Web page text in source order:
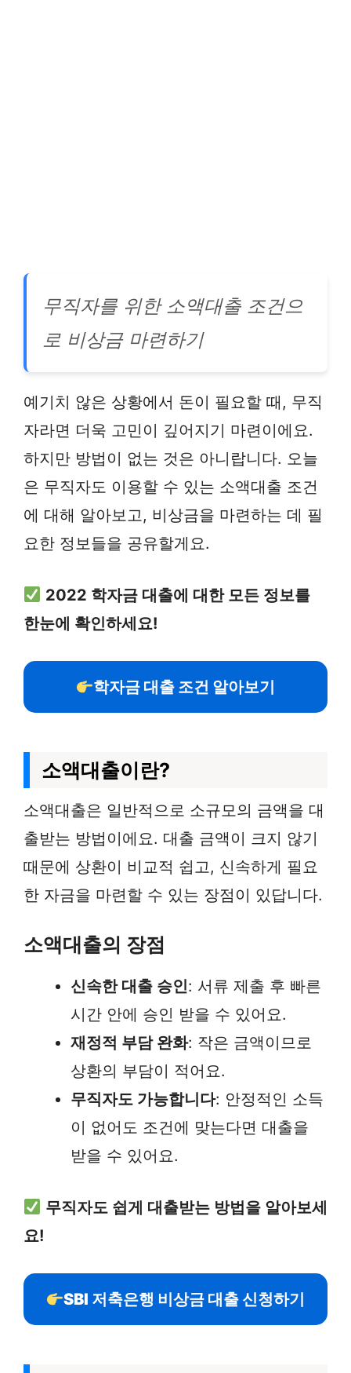
무직자를 위한 소액대출 조건으
로 비상금 마련하기
예기치 않은 상황에서 돈이 필요할 때, 무직
자라면 더욱 고민이 깊어지기 마련이에요.
하지만 방법이 없는 것은 아니랍니다. 오늘
은 무직자도 이용할 수 있는 소액대출 조건
에 대해 알아보고, 비상금을 마련하는 데 필
요한 정보들을 공유할게요.
2022 학자금 대출에 대한 모든 정보를
한눈에 확인하세요!
학자금 대출 조건 알아보기
소액대출이란?
소액대출은 일반적으로 소규모의 금액을 대
출받는 방법이에요. 대출 금액이 크지 않기
때문에 상환이 비교적 쉽고, 신속하게 필요
한 자금을 마련할 수 있는 장점이 있답니다.
소액대출의 장점
신속한 대출 승인: 서류 제출 후 빠른
시간 안에 승인 받을 수 있어요.
재정적 부담 완화: 작은 금액이므로
상환의 부담이 적어요.
무직자도 가능합니다: 안정적인 소득
이 없어도 조건에 맞는다면 대출을
받을 수 있어요.
무직자도 쉽게 대출받는 방법을 알아보세
요!
SBI 저축은행 비상금 대출 신청하기